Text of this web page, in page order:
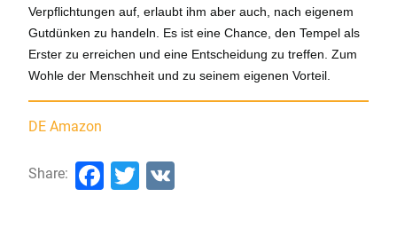
Verpflichtungen auf, erlaubt ihm aber auch, nach eigenem
Gutdünken zu handeln. Es ist eine Chance, den Tempel als
Erster zu erreichen und eine Entscheidung zu treffen. Zum
Wohle der Menschheit und zu seinem eigenen Vorteil.
DE Amazon
Share: Facebook
Twitter